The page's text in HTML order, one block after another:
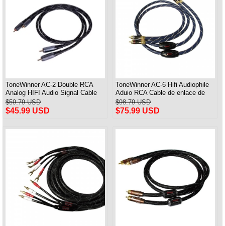
ToneWinner AC-2 Double RCA
Analog HIFI Audio Signal Cable
CD Amplifier Connection Cable
$59.79 USD
$45.99 USD
ToneWinner AC-6 Hifi Audiophile
Aduio RCA Cable de enlace de
señal 1M Par
$98.79 USD
$75.99 USD